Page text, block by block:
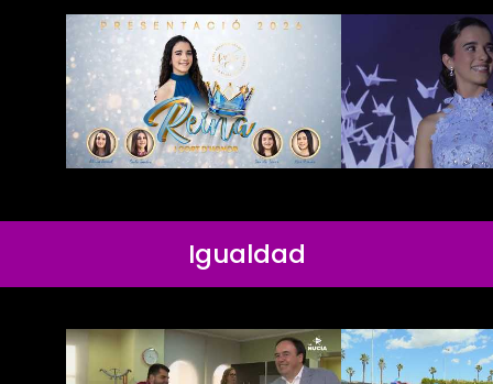
Igualdad